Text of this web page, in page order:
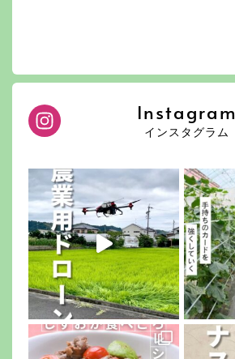
Instagram
インスタグラム